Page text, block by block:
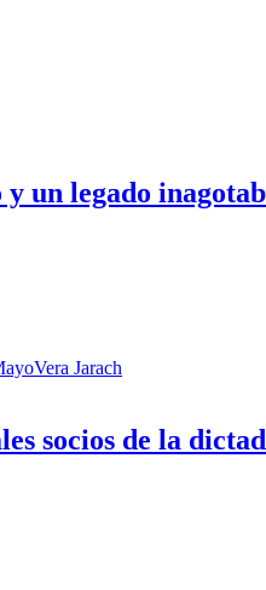
un legado
Vera Jarach
socios de la